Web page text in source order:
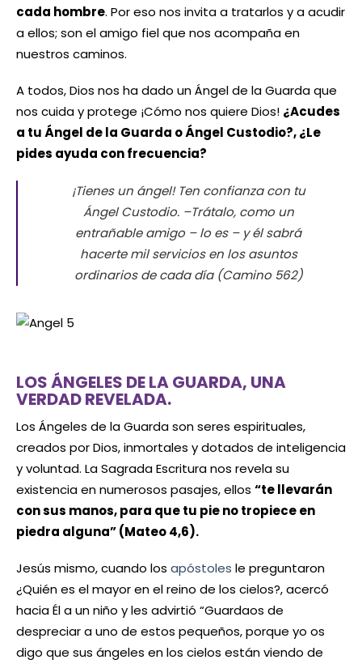
cada hombre. Por eso nos invita a tratarlos y a acudir
a ellos; son el amigo fiel que nos acompaña en
nuestros caminos.
A todos, Dios nos ha dado un Ángel de la Guarda que
nos cuida y protege ¡Cómo nos quiere Dios! ¿Acudes
a tu Ángel de la Guarda o Ángel Custodio?, ¿Le
pides ayuda con frecuencia?
¡Tienes un ángel! Ten confianza con tu
Ángel Custodio. –Trátalo, como un
entrañable amigo – lo es – y él sabrá
hacerte mil servicios en los asuntos
ordinarios de cada día (Camino 562)
LOS ÁNGELES DE LA GUARDA, UNA
VERDAD REVELADA.
Los Ángeles de la Guarda son seres espirituales,
creados por Dios, inmortales y dotados de inteligencia
y voluntad. La Sagrada Escritura nos revela su
existencia en numerosos pasajes, ellos “te llevarán
con sus manos, para que tu pie no tropiece en
piedra alguna” (Mateo 4,6).
Jesús mismo, cuando los apóstoles le preguntaron
¿Quién es el mayor en el reino de los cielos?, acercó
hacia Él a un niño y les advirtió “Guardaos de
despreciar a uno de estos pequeños, porque yo os
digo que sus ángeles en los cielos están viendo de